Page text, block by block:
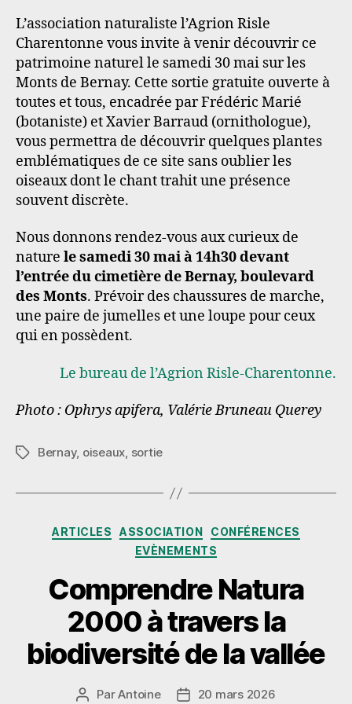
L’association naturaliste l’Agrion Risle
Charentonne vous invite à venir découvrir ce
patrimoine naturel le samedi 30 mai sur les
Monts de Bernay. Cette sortie gratuite ouverte à
toutes et tous, encadrée par Frédéric Marié
(botaniste) et Xavier Barraud (ornithologue),
vous permettra de découvrir quelques plantes
emblématiques de ce site sans oublier les
oiseaux dont le chant trahit une présence
souvent discrète.
Nous donnons rendez-vous aux curieux de
nature le samedi 30 mai à 14h30 devant
l’entrée du cimetière de Bernay, boulevard
des Monts. Prévoir des chaussures de marche,
une paire de jumelles et une loupe pour ceux
qui en possèdent.
Le bureau de l’Agrion Risle-Charentonne.
Photo : Ophrys apifera, Valérie Bruneau Querey
Étiquettes
Bernay, oiseaux, sortie
Catégories
ARTICLES ASSOCIATION
CONFÉRENCES
EVÈNEMENTS
Comprendre Natura
2000 à travers la
biodiversité de la vallée
Auteur
ParAntoine
Date20 mars 2026